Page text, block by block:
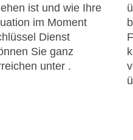
ist und wie Ihre
im Moment
Dienst
Sie ganz
unter .